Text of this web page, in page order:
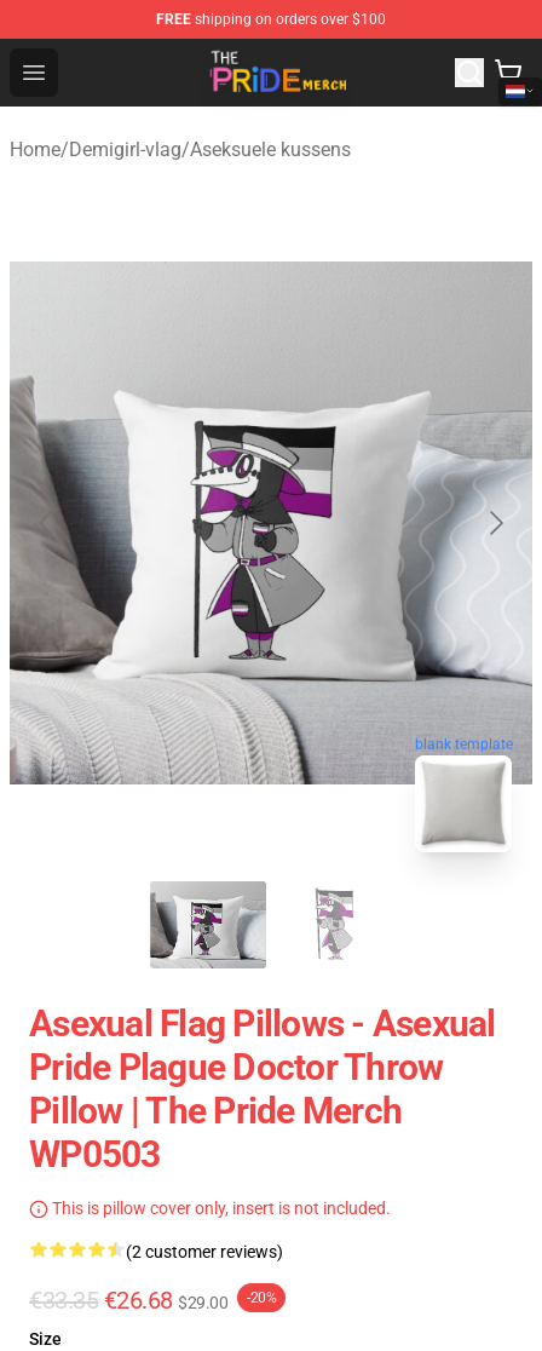
FREE shipping on orders over $100
Open menu
The Pride Shop - Official The Pride Merchandise Store
Home/Demigirl-vlag/Aseksuele kussens
blank template
Asexual Flag Pillows - Asexual
Pride Plague Doctor Throw
Pillow | The Pride Merch
WP0503
This is pillow cover only, insert is not included.
(2 customer reviews)
€33.35 €26.68 $29.00 -20%
Size